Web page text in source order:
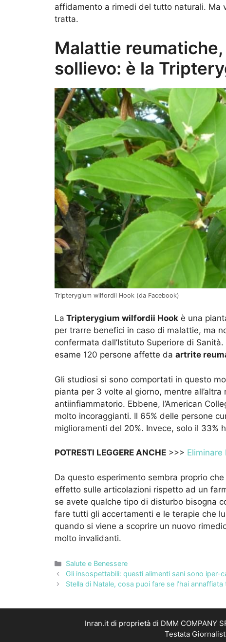
affidamento a rimedi del tutto naturali. Ma
tratta.
Malattie
sollievo: è la
Tripterygium wilfordii Hook (da Facebook)
La Tripterygium wilfordii Hook è una
per trarre benefici in caso di malattie, ma
confermata dall’Istituto Superiore di
esame 120 persone affette da artrite
Gli studiosi si sono comportati in questo
pianta per 3 volte al giorno, mentre
antiinfiammatorio. Ebbene, l’American
molto incoraggianti. Il 65% delle persone
miglioramenti del 20%. Invece, solo il 33%
POTRESTI LEGGERE ANCHE >>>
Da questo esperimento sembra proprio
effetto sulle articolazioni rispetto ad un
se avete qualche tipo di disturbo bisogna
fare tutti gli accertamenti e le terapie che
quando si viene a scoprire un nuovo
molto invalidanti.
Categorie
Salute e Benessere
Gli insospettabili: questi alimenti sani sono iper-
Stella di Natale, cosa puoi fare se l’hai
Inran.it di proprietà di DMM COMPANY
Testata